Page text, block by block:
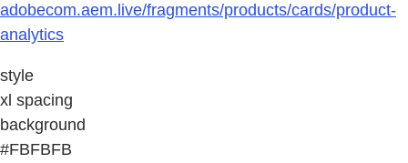
adobecom.aem.live/fragments/products/cards/product-
analytics
style
xl spacing
background
#FBFBFB